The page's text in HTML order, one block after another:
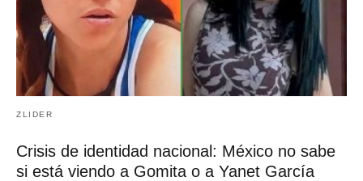
ZLIDER
Crisis de identidad nacional: México no sabe
si está viendo a Gomita o a Yanet García